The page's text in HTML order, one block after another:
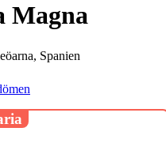
Magna
Spanien